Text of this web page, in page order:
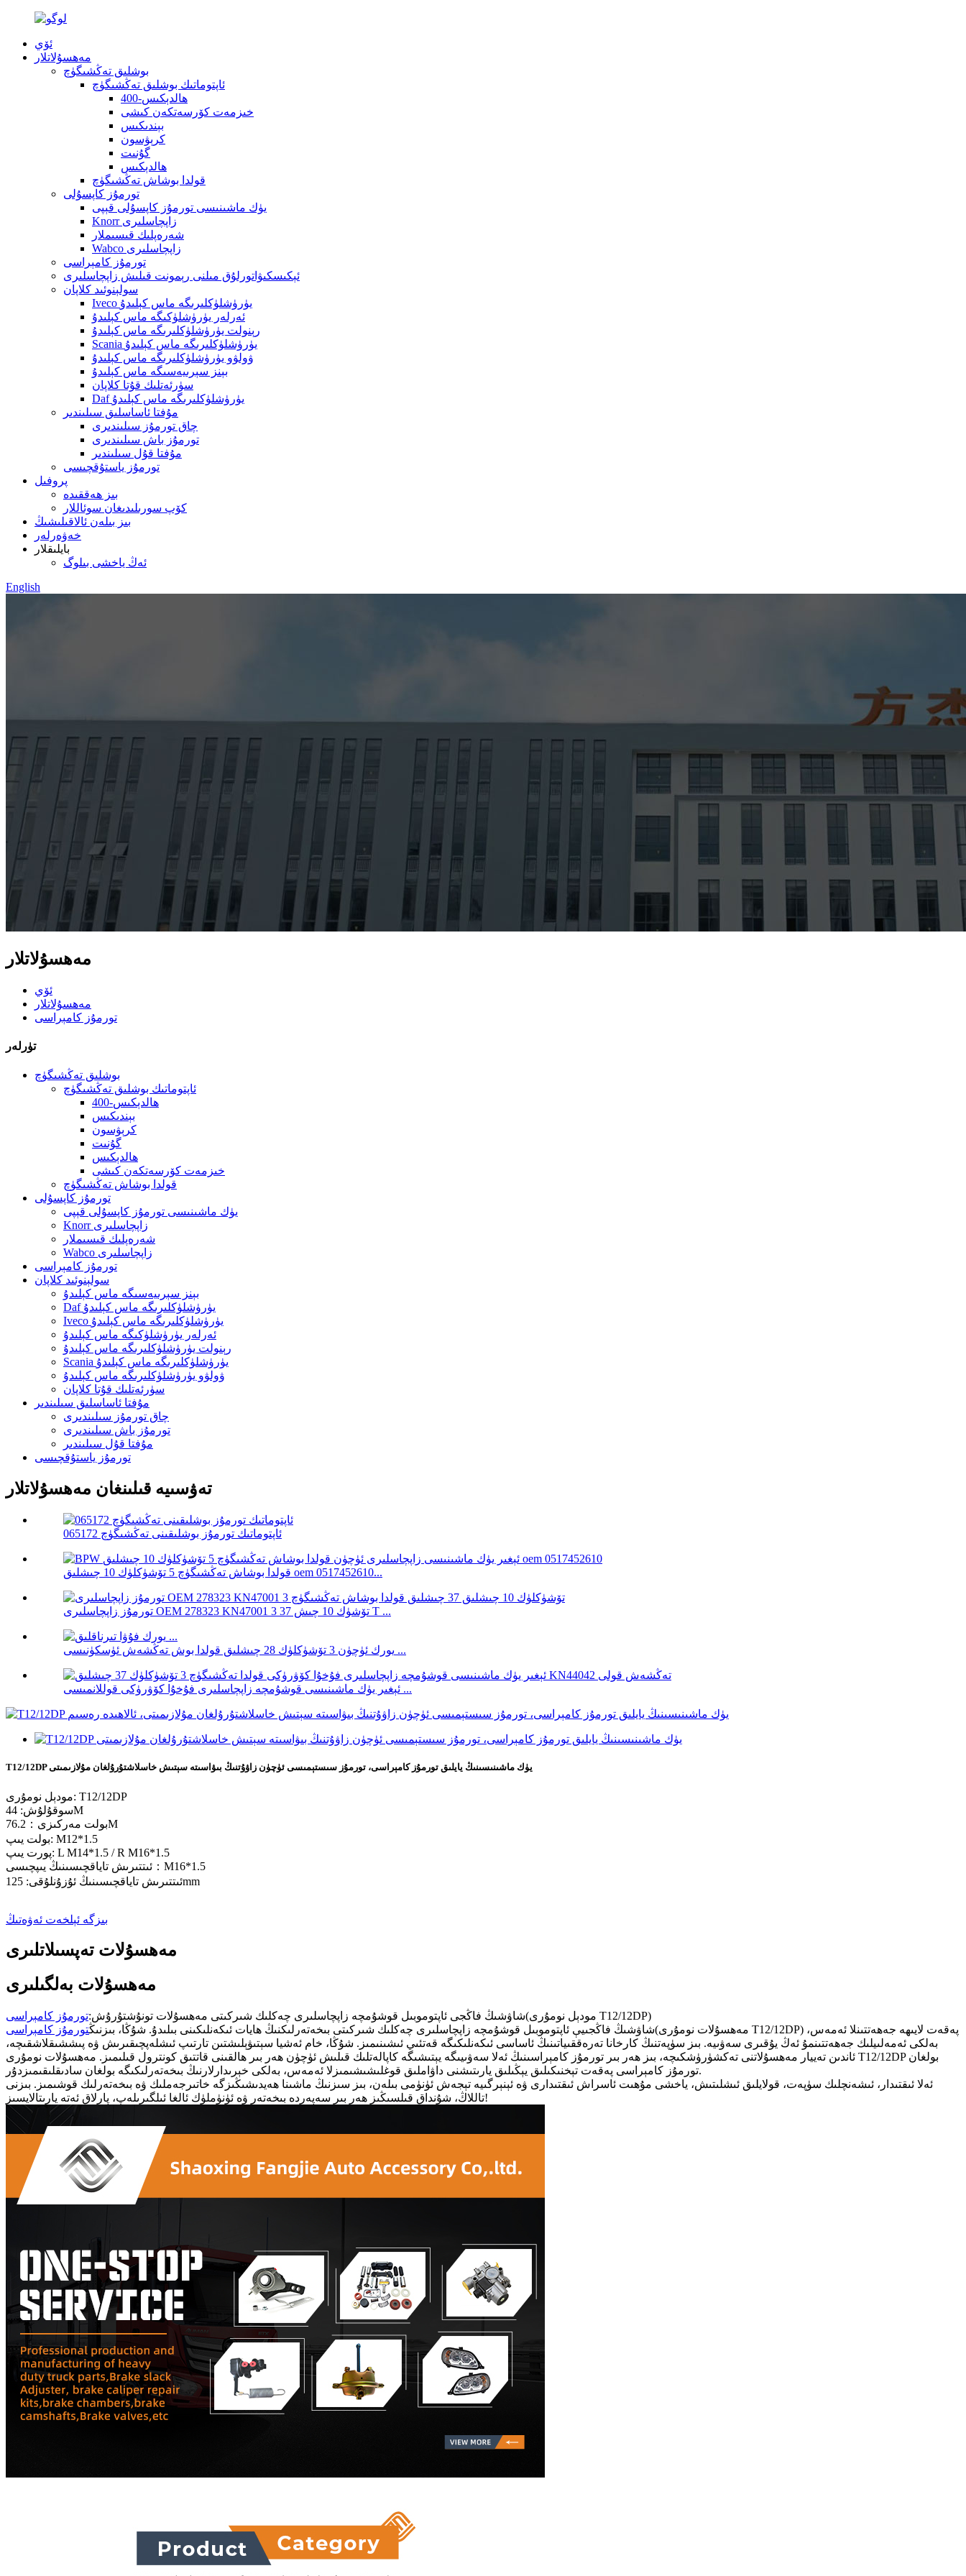
ئۆي
مەھسۇلاتلار
بوشلىق تەڭشىگۈچ
ئاپتوماتىك بوشلىق تەڭشىگۈچ
400-ھالدېكىس
خىزمەت كۆرسەتكەن كىشى
بېندىكىس
كرېۋسون
گۇنىت
ھالدېكىس
قولدا بوشاش تەڭشىگۈچ
تورمۇز كاپسۇلى
يۈك ماشىنىسى تورمۇز كاپسۇلى قېپى
Knorr زاپچاسلىرى
شەرەپلىك قىسىملار
Wabco زاپچاسلىرى
تورمۇز كامېراسى
ئېكىسكىۋاتورلۇق مىلنى رېمونت قىلىش زاپچاسلىرى
سولېنوئىد كلاپان
Iveco يۈرۈشلۈكلىرىگە ماس كېلىدۇ
ئەرلەر يۈرۈشلۈكىگە ماس كېلىدۇ
رېنولت يۈرۈشلۈكلىرىگە ماس كېلىدۇ
Scania يۈرۈشلۈكلىرىگە ماس كېلىدۇ
ۋولۋو يۈرۈشلۈكلىرىگە ماس كېلىدۇ
بېنز سېرىيەسىگە ماس كېلىدۇ
سۈرئەتلىك قۇتا كلاپان
Daf يۈرۈشلۈكلىرىگە ماس كېلىدۇ
مۇفتا ئاساسلىق سىلىندىر
چاق تورمۇز سىلىندىرى
تورمۇز باش سىلىندىرى
مۇفتا قۇل سىلىندىر
تورمۇز ياستۇقچىسى
پروفىل
بىز ھەققىدە
كۆپ سورىلىدىغان سوئاللار
بىز بىلەن ئالاقىلىشىڭ
خەۋەرلەر
بايلىقلار
ئەڭ ياخشى بىلوگ
English
مەھسۇلاتلار
ئۆي
مەھسۇلاتلار
تورمۇز كامېراسى
تۈرلەر
بوشلىق تەڭشىگۈچ
ئاپتوماتىك بوشلىق تەڭشىگۈچ
400-ھالدېكىس
بېندىكىس
كرېۋسون
گۇنىت
ھالدېكىس
خىزمەت كۆرسەتكەن كىشى
قولدا بوشاش تەڭشىگۈچ
تورمۇز كاپسۇلى
يۈك ماشىنىسى تورمۇز كاپسۇلى قېپى
Knorr زاپچاسلىرى
شەرەپلىك قىسىملار
Wabco زاپچاسلىرى
تورمۇز كامېراسى
سولېنوئىد كلاپان
بېنز سېرىيەسىگە ماس كېلىدۇ
Daf يۈرۈشلۈكلىرىگە ماس كېلىدۇ
Iveco يۈرۈشلۈكلىرىگە ماس كېلىدۇ
ئەرلەر يۈرۈشلۈكىگە ماس كېلىدۇ
رېنولت يۈرۈشلۈكلىرىگە ماس كېلىدۇ
Scania يۈرۈشلۈكلىرىگە ماس كېلىدۇ
ۋولۋو يۈرۈشلۈكلىرىگە ماس كېلىدۇ
سۈرئەتلىك قۇتا كلاپان
مۇفتا ئاساسلىق سىلىندىر
چاق تورمۇز سىلىندىرى
تورمۇز باش سىلىندىرى
مۇفتا قۇل سىلىندىر
تورمۇز ياستۇقچىسى
تەۋسىيە قىلىنغان مەھسۇلاتلار
ئاپتوماتىك تورمۇز بوشلىقىنى تەڭشىگۈچ 065172
قولدا بوشاش تەڭشىگۈچ 5 تۆشۈكلۈك 10 چىشلىق oem 0517452610...
تورمۇز زاپچاسلىرى OEM 278323 KN47001 3 تۆشۈك 10 چىش 37 T ...
يورك ئۈچۈن 3 تۆشۈكلۈك 28 چىشلىق قولدا بوش تەڭشەش ئۈسكۈنىسى ...
ئېغىر يۈك ماشىنىسى قوشۇمچە زاپچاسلىرى فۇخۇا كۆۋرۈكى قوللانمىسى ...
T12/12DP يۈك ماشىنىسىنىڭ يايلىق تورمۇز كامېراسى، تورمۇز سىستېمىسى ئۈچۈن زاۋۇتنىڭ بىۋاسىتە سېتىش خاسلاشتۇرۇلغان مۇلازىمىتى
مودېل نومۇرى: T12/12DP
سوقۇلۇش: 44M
بولت مەركىزى：76.2M
بولت يىپ: M12*1.5
پورت يىپ: L M14*1.5 / R M16*1.5
ئىتتىرىش تاياقچىسىنىڭ يىپچىسى：M16*1.5
ئىتتىرىش تاياقچىسىنىڭ ئۇزۇنلۇقى: 125mm
بىزگە ئېلخەت ئەۋەتىڭ
مەھسۇلات تەپسىلاتلىرى
مەھسۇلات بەلگىلىرى
شاۋشىڭ فاڭجى ئاپتوموبىل قوشۇمچە زاپچاسلىرى چەكلىك شىركىتى مەھسۇلات تونۇشتۇرۇش:تورمۇز كامېراسى
(مودېل نومۇرى T12/12DP)
شاۋشىڭ فاڭجىيې ئاپتوموبىل قوشۇمچە زاپچاسلىرى چەكلىك شىركىتى بىخەتەرلىكنىڭ ھايات ئىكەنلىكىنى بىلىدۇ. شۇڭا، بىزنىڭتورمۇز كامېراسى
(مەھسۇلات نومۇرى T12/12DP) پەقەت لايىھە جەھەتتىنلا ئەمەس،
بەلكى ئەمەلىيلىك جەھەتتىنمۇ ئەڭ يۇقىرى سەۋىيە. بىز سۈپەتنىڭ كارخانا تەرەققىياتىنىڭ ئاساسى ئىكەنلىكىگە قەتئىي ئىشىنىمىز. شۇڭا، خام ئەشيا سېتىۋېلىشتىن تارتىپ ئىشلەپچىقىرىش ۋە پىششىقلاشقىچە،
ئاندىن تەييار مەھسۇلاتنى تەكشۈرۈشكىچە، بىز ھەر بىر تورمۇز كامېراسىنىڭ ئەلا سەۋىيىگە يېتىشىگە كاپالەتلىك قىلىش ئۈچۈن ھەر بىر ھالقىنى قاتتىق كونترول قىلىمىز. مەھسۇلات نومۇرى T12/12DP بولغان
تورمۇز كامېراسى پەقەت تېخنىكىلىق يېڭىلىق يارىتىشنى داۋاملىق قوغلىشىشىمىزلا ئەمەس، بەلكى خېرىدارلارنىڭ بىخەتەرلىكىگە بولغان سادىقلىقىمىزدۇر.
ئەلا ئىقتىدار، ئىشەنچلىك سۈپەت، قولايلىق ئىشلىتىش، ياخشى مۇھىت ئاسراش ئىقتىدارى ۋە ئېنېرگىيە تېجەش ئۈنۈمى بىلەن، بىز سىزنىڭ ماشىنا ھەيدىشىڭىزگە خاتىرجەملىك ۋە بىخەتەرلىك قوشىمىز. بىزنى
تاللاڭ، شۇنداق قىلسىڭىز ھەر بىر سەپەردە بىخەتەر ۋە ئۈنۈملۈك ئالغا ئىلگىرىلەپ، پارلاق ئەتە يارىتالايسىز!